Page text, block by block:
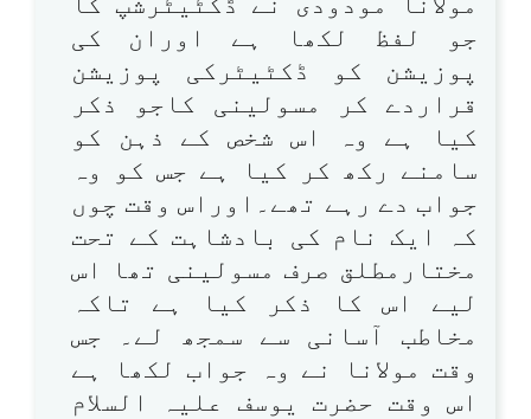
جو لفظ لکھا ہے اوران کی
پوزیشن کو ڈکٹیٹرکی پوزیشن
قراردے کر مسولینی کاجو ذکر
کیا ہے وہ اس شخص کے ذہن کو
سامنے رکھ کر کیا ہے جس کو وہ
جواب دے رہے تھے۔اوراس وقت چوں
کہ ایک نام کی بادشاہت کے تحت
مختارمطلق صرف مسولینی تھا اس
لیے اس کا ذکر کیا ہے تاکہ
مخاطب آسانی سے سمجھ لے۔ جس
وقت مولانا نے وہ جواب لکھا ہے
اس وقت حضرت یوسف علیہ السلام